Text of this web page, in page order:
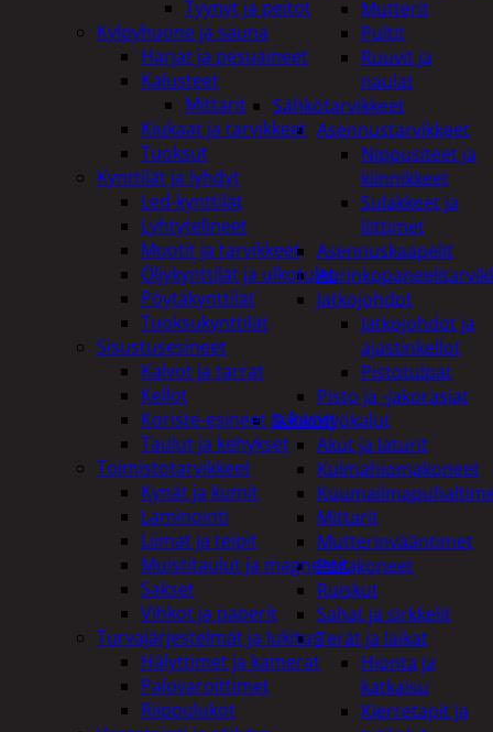
Mutterit
Pultit
Ruuvit ja
naulat
Sähkötarvikkeet
Asennustarvikkeet
Nippusiteet ja
kiinnikkeet
Sulakkeet ja
liittimet
Asennuskaapelit
Jatkojohdot
Jatkojohdot ja
ajastinkellot
Pistotulpat
Pisto ja -jakorasiat
Sähkötyökalut
Akut ja laturit
Kulmahiomakoneet
Mittarit
Mutterinvääntimet
Porakoneet
Ruiskut
Sahat ja sirkkelit
Terät ja laikat
Hionta ja
katkaisu
Kierretapit ja
Tyynyt ja peitot
Kylpyhuone ja sauna
Harjat ja pesuaineet
Kalusteet
Mittarit
Kiukaat ja tarvikkeet
Tuoksut
Kynttilät ja lyhdyt
Led-kynttilät
Lyhtytelineet
Muotit ja tarvikkeet
Öljykynttilät ja ulkotulet
Pöytäkynttilät
Tuoksukynttilät
Sisustusesineet
Kalvot ja tarrat
Kellot
Koriste-esineet ja kasvit
Taulut ja kehykset
Toimistotarvikkeet
Kynät ja kumit
Laminointi
Liimat ja teipit
Muistitaulut ja magneetit
Sakset
Vihkot ja paperit
Turvajärjestelmät ja lukitus
Hälyttimet ja kamerat
Palovaroittimet
Riippulukot